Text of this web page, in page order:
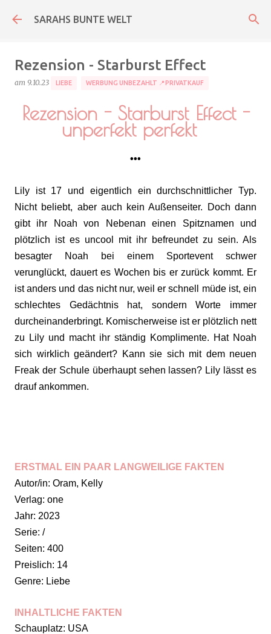
Direkt zum Hauptbereich
SARAHS BUNTE WELT
Rezension - Starburst Effect
am 9.10.23 LIEBE WERBUNG UNBEZAHLT 📍PRIVATKAUF
Rezension - Starburst Effect -
unperfekt perfekt
•••
Lily ist 17 und eigentlich ein durchschnittlicher Typ.
Nicht beliebt, aber auch kein Außenseiter. Doch dann
gibt ihr Noah von Nebenan einen Spitznamen und
plötzlich ist es uncool mit ihr befreundet zu sein. Als
besagter Noah bei einem Sportevent schwer
verunglückt, dauert es Wochen bis er zurück kommt. Er
ist anders und das nicht nur, weil er schnell müde ist, ein
schlechtes Gedächtnis hat, sondern Worte immer
durcheinanderbringt. Komischerweise ist er plötzlich nett
zu Lily und macht ihr ständig Komplimente. Hat Noah
sich wirklich geändert? Kann sie sich mit dem neuen
Freak der Schule überhaupt sehen lassen? Lily lässt es
drauf ankommen.
ERSTMAL EIN PAAR LANGWEILIGE FAKTEN
Autor/in: Oram, Kelly
Verlag: one
Jahr: 2023
Serie: /
Seiten: 400
Preislich: 14
Genre: Liebe
INHALTLICHE FAKTEN
Schauplatz: USA